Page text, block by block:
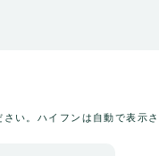
い。ハイフンは自動で表示